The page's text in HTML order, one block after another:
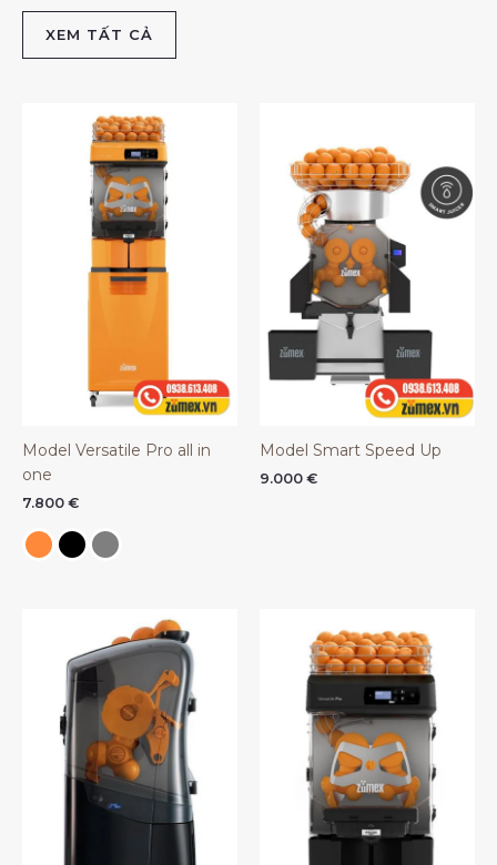
XEM TẤT CẢ
Model Versatile Pro all in
one
7.800 €
Model Smart Speed Up
9.000 €